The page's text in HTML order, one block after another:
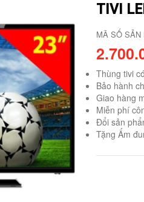
TIVI
MÃ SỐ SẢN
Thùng tivi
Bảo hành
Giao hàng
Miễn phí
Đổi sản
Tặng Ấm